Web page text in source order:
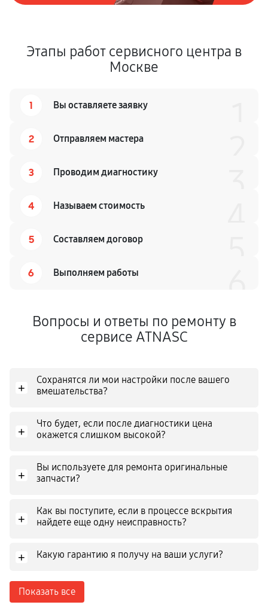
Этапы работ сервисного центра в
Москве
1 Вы оставляете заявку
2 Отправляем мастера
3 Проводим диагностику
4 Называем стоимость
5 Составляем договор
6 Выполняем работы
Вопросы и ответы по ремонту в
сервисе ATNASC
+
Сохранятся ли мои настройки после вашего
вмешательства?
+
Что будет, если после диагностики цена
окажется слишком высокой?
+
Вы используете для ремонта оригинальные
запчасти?
+
Как вы поступите, если в процессе вскрытия
найдете еще одну неисправность?
+ Какую гарантию я получу на ваши услуги?
Показать все